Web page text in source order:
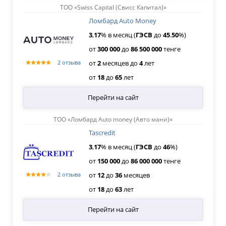
ТОО «Swiss Capital (Свисс Капитал)»
2 отзыва
Ломбард Auto Money
3,17% в месяц (ГЭСВ до 45.50%)
от300000до 86500000тенге
от2месяцевдо 4лет
от 18до 65лет
ТОО «Ломбард Auto money (Авто мани)»
Перейти на сайт
2 отзыва
Tascredit
3,17% в месяц (ГЭСВ до 46%)
от 150000до 86000000тенге
от 12до 36месяцев
от 18до 63лет
Перейти на сайт